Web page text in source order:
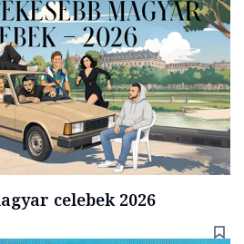
celebek 2026